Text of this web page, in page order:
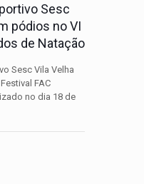
Sesc
pódios no VI
de Natação
Sesc Vila Velha
FAC
no dia 18 de